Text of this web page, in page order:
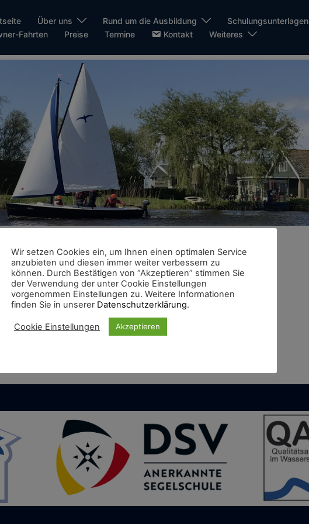
Über uns Rund um die Ausbildung Schulungsunterlagen
Fahrten
Preise Termine Kontakt Weiteres
das Passwort ein, um ihn anzeigen zu können.
Wir setzen Cookies ein, um Ihnen einen optimalen Service
anzubieten und diesen immer weiter verbessern zu
können. Durch Bestätigen von “Akzeptieren” stimmen Sie
der Verwendung der unter Cookie Einstellungen
vorgenommen Einstellungen zu. Weitere Informationen
finden Sie in unserer Datenschutzerklärung.
Cookie Einstellungen Akzeptieren